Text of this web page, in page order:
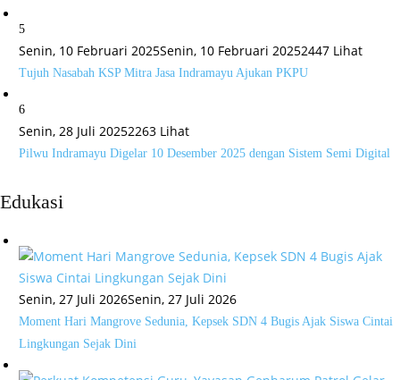
5
Senin, 10 Februari 2025Senin, 10 Februari 20252447 Lihat
Tujuh Nasabah KSP Mitra Jasa Indramayu Ajukan PKPU
6
Senin, 28 Juli 20252263 Lihat
Pilwu Indramayu Digelar 10 Desember 2025 dengan Sistem Semi Digital
Edukasi
Senin, 27 Juli 2026Senin, 27 Juli 2026
Moment Hari Mangrove Sedunia, Kepsek SDN 4 Bugis Ajak Siswa Cintai
Lingkungan Sejak Dini